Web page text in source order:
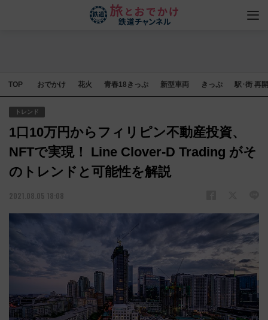
TOP おでかけ 花火 青春18きっぷ 新型車両 きっぷ 駅･街 再
トレンド
1口10万円からフィリピン不動産投資、
NFTで実現！ Line Clover-D Trading がそ
のトレンドと可能性を解説
2021.08.05 18:08